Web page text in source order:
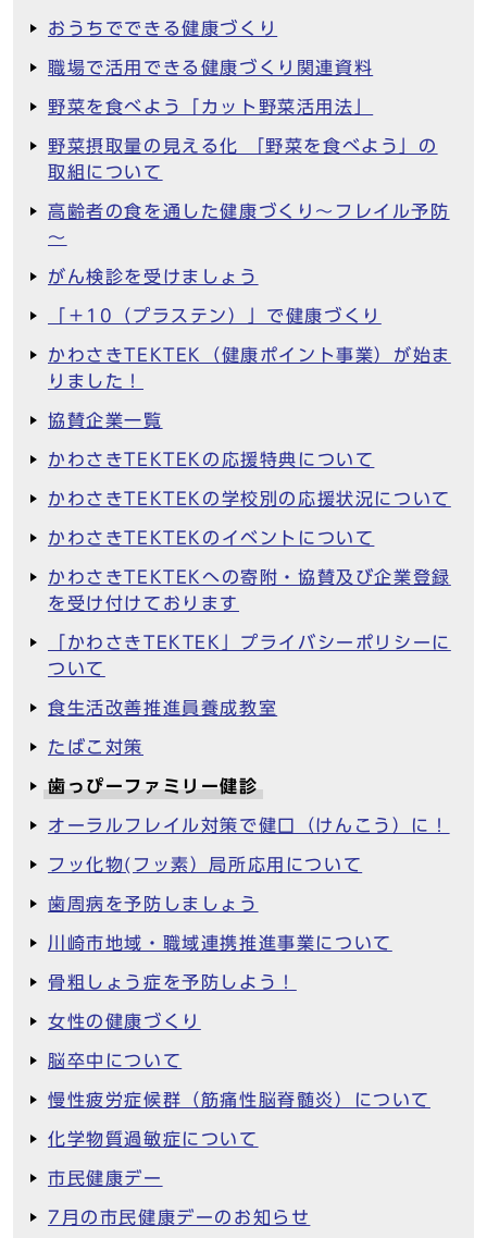
おうちでできる健康づくり
職場で活用できる健康づくり関連資料
野菜を食べよう「カット野菜活用法」
野菜摂取量の見える化 「野菜を食べよう」の
取組について
高齢者の食を通した健康づくり～フレイル予防
～
がん検診を受けましょう
「＋10（プラステン）」で健康づくり
かわさきTEKTEK（健康ポイント事業）が始ま
りました！
協賛企業一覧
かわさきTEKTEKの応援特典について
かわさきTEKTEKの学校別の応援状況について
かわさきTEKTEKのイベントについて
かわさきTEKTEKへの寄附・協賛及び企業登録
を受け付けております
「かわさきTEKTEK」プライバシーポリシーに
ついて
食生活改善推進員養成教室
たばこ対策
歯っぴーファミリー健診
オーラルフレイル対策で健口（けんこう）に！
フッ化物(フッ素）局所応用について
歯周病を予防しましょう
川崎市地域・職域連携推進事業について
骨粗しょう症を予防しよう！
女性の健康づくり
脳卒中について
慢性疲労症候群（筋痛性脳脊髄炎）について
化学物質過敏症について
市民健康デー
7月の市民健康デーのお知らせ